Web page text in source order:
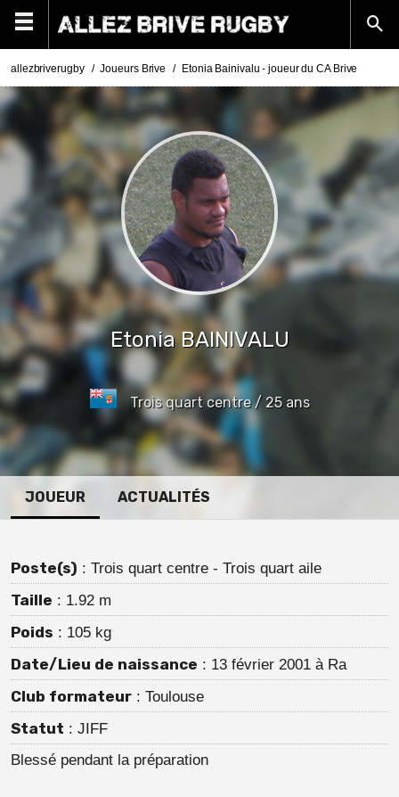
allezbriverugby Joueurs Brive Etonia Bainivalu - joueur du CA Brive
EtoniaBAINIVALU
Trois quart centre / 25 ans
JOUEUR ACTUALITÉS
Poste(s) : Trois quart centre - Trois quart aile
Taille : 1.92 m
Poids : 105 kg
Date/Lieu de naissance : 13 février 2001 à Ra
Club formateur : Toulouse
Statut : JIFF
Blessé pendant la préparation